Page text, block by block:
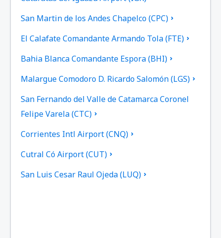
San Martin de los Andes Chapelco (CPC)
El Calafate Comandante Armando Tola (FTE)
Bahia Blanca Comandante Espora (BHI)
Malargue Comodoro D. Ricardo Salomón (LGS)
San Fernando del Valle de Catamarca Coronel
Felipe Varela (CTC)
Corrientes Intl Airport (CNQ)
Cutral Có Airport (CUT)
San Luis Cesar Raul Ojeda (LUQ)